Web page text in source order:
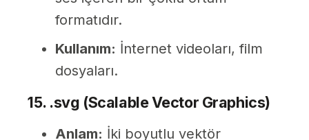
formatıdır.
Kullanım: İnternet videoları, film
dosyaları.
15. .svg (Scalable Vector Graphics)
Anlam: İki boyutlu vektör